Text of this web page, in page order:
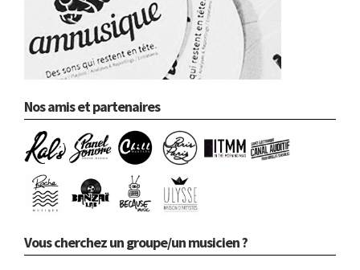
Nos amis et partenaires
Vous cherchez un groupe/un musicien ?